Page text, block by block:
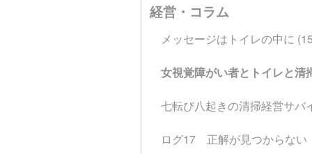
経営・コラム
メッセージはトイレの中に
女視覚障がい者とトイレと清
七転び八起きの清掃経営サバ
ログ17 正解が見つからない